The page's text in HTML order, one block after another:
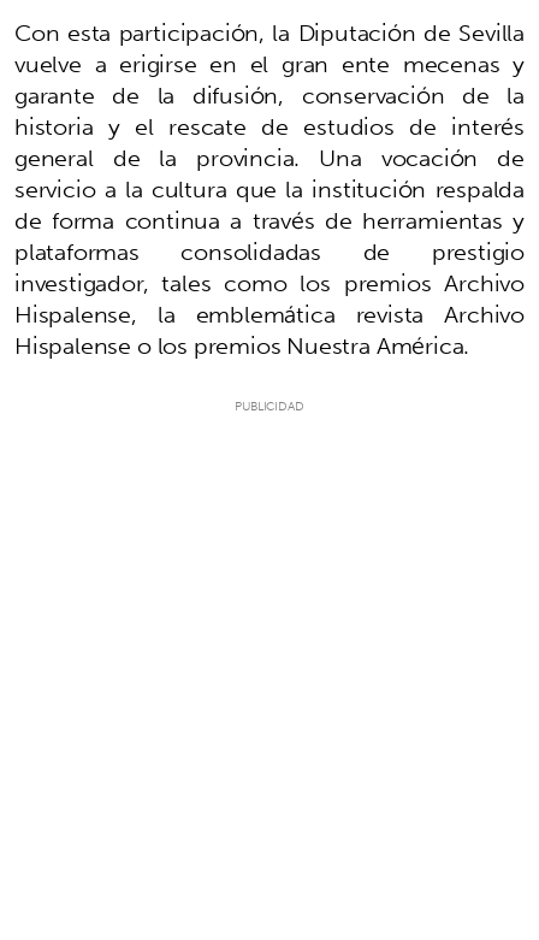
Con esta participación, la Diputación de Sevilla
vuelve a erigirse en el gran ente mecenas y
garante de la difusión, conservación de la
historia y el rescate de estudios de interés
general de la provincia. Una vocación de
servicio a la cultura que la institución respalda
de forma continua a través de herramientas y
plataformas consolidadas de prestigio
investigador, tales como los premios Archivo
Hispalense, la emblemática revista Archivo
Hispalense o los premios Nuestra América.